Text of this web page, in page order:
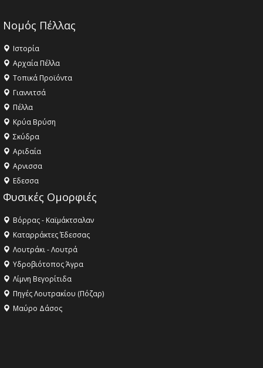
Νομός Πέλλας
Ιστορία
Αρχαία Πέλλα
Τοπικά Προϊόντα
Γιαννιτσά
Πέλλα
Κρύα Βρύση
Σκύδρα
Αριδαία
Aρνισσα
Eδεσσα
Φυσικές Ομορφιές
Βόρρας - Καϊμάκτσαλαν
Καταρράκτες Έδεσσας
Λουτράκι - Λουτρά
Υδροβιότοπος Άγρα
Λίμνη Βεγορίτιδα
Πηγές Λουτρακίου (Πόζαρ)
Μαύρο Δάσος